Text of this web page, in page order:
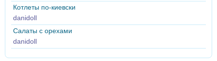
Котлеты по-киевски
danidoll
Салаты с орехами
danidoll